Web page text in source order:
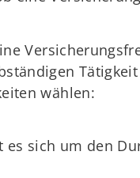
wählen:
es sich um den